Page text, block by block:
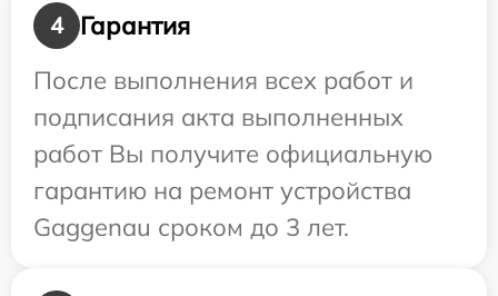
4
Гарантия
После выполнения всех работ и
подписания акта выполненных
работ Вы получите официальную
гарантию на ремонт устройства
Gaggenau сроком до 3 лет.